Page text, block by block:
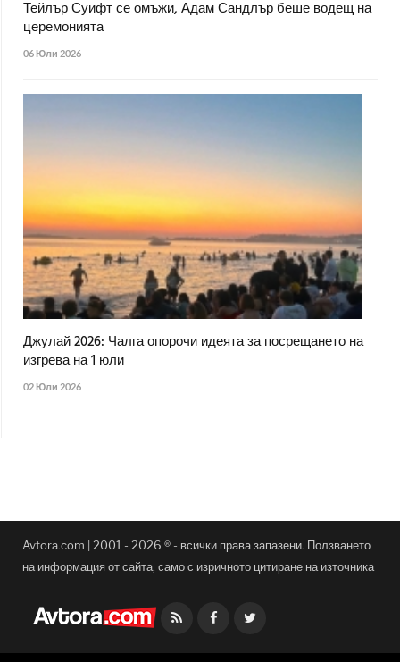
Тейлър Суифт се омъжи, Адам Сандлър беше водещ на
церемонията
06 Юли 2026
Джулай 2026: Чалга опорочи идеята за посрещането на
изгрева на 1 юли
02 Юли 2026
Avtora.com | 2001 - 2026 ® - всички права запазени. Ползването
на информация от сайта, само с изричното цитиране на източника
Facebook